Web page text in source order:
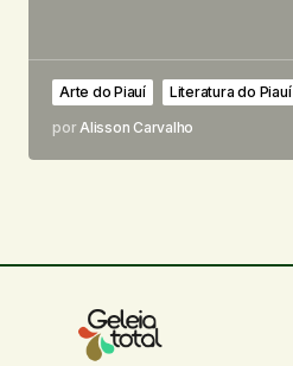
Arte do Piauí
Literatura do Piauí
por Alisson Carvalho